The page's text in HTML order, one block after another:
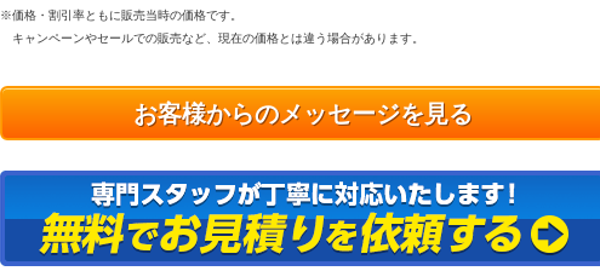
※価格・割引率ともに販売当時の価格です。
キャンペーンやセールでの販売など、現在の価格とは違う場合があります。
お客様からのメッセージを見る